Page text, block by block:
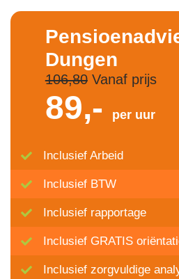
Dungen
106,80Vanaf prijs
89,- per uur
Inclusief Arbeid
Inclusief BTW
Inclusief rapportage
Inclusief GRATIS
Inclusief zorgvuldige